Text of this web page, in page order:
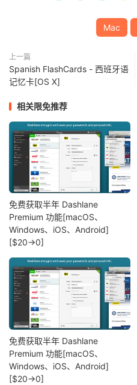
Mac
上一篇
Spanish FlashCards - 西班牙语
记忆卡[OS X]
相关限免推荐
免费获取半年 Dashlane
Premium 功能[macOS、
Windows、iOS、Android]
[$20→0]
免费获取半年 Dashlane
Premium 功能[macOS、
Windows、iOS、Android]
[$20→0]